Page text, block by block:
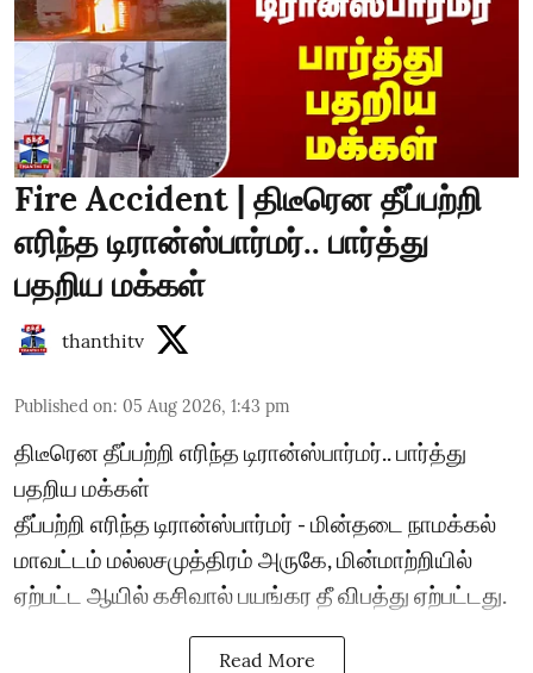
Fire Accident | திடீரென தீப்பற்றி
எரிந்த டிரான்ஸ்பார்மர்.. பார்த்து
பதறிய மக்கள்
thanthitv
Published on: 05 Aug 2026, 1:43 pm
திடீரென தீப்பற்றி எரிந்த டிரான்ஸ்பார்மர்.. பார்த்து
பதறிய மக்கள்
தீப்பற்றி எரிந்த டிரான்ஸ்பார்மர் - மின்தடை நாமக்கல்
மாவட்டம் மல்லசமுத்திரம் அருகே, மின்மாற்றியில்
ஏற்பட்ட ஆயில் கசிவால் பயங்கர தீ விபத்து ஏற்பட்டது.
Read More